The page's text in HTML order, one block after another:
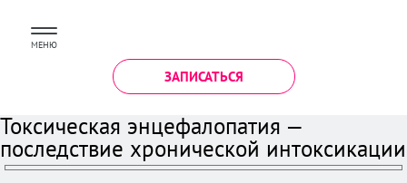
МЕНЮ
ЗАПИСАТЬСЯ
Токсическая энцефалопатия —
последствие хронической интоксикации